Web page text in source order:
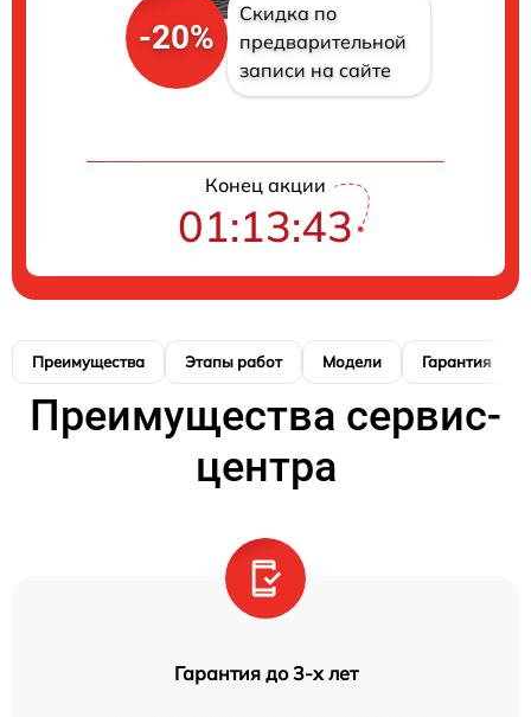
-20%
Скидка по
предварительной
записи на сайте
Конец акции
01:13:42
Преимущества Этапы работ Модели Гарантия
Преимущества сервис-
центра
Гарантия до 3-х лет